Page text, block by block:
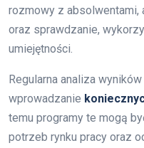
rozmowy z absolwentami,
oraz sprawdzanie,
umiejętności.
Regularna analiza
wprowadzanie
temu programy te mogą
potrzeb rynku pracy oraz